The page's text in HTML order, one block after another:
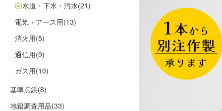
水道・下水・汚水(21)
電気・アース用(13)
消火用(5)
通信用(9)
ガス用(10)
基準点鋲(8)
地籍調査用品(33)